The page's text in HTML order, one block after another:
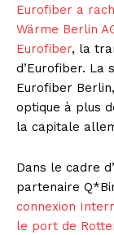
Eurofiber a
Wärme Berlin
Eurofiber, la
d’Eurofiber. La
Eurofiber
optique à plus
la capitale
Dans le cadre
partenaire
connexion
le port de